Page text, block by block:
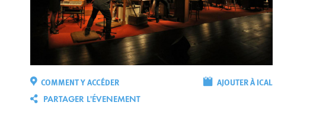
AJOUTER À ICAL
COMMENT Y ACCÉDER
PARTAGER L'ÉVENEMENT